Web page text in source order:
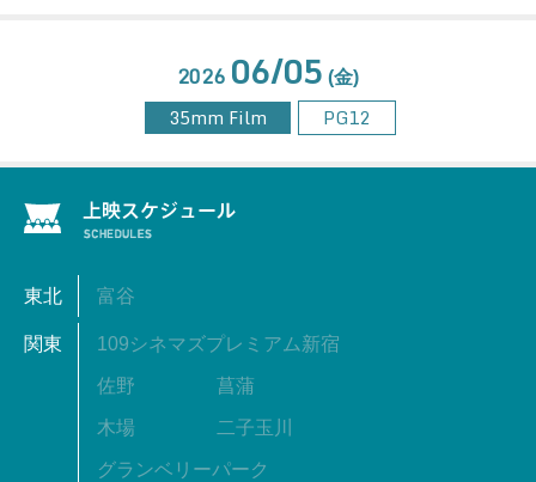
2026 06/05 (金)
35mm Film PG12
東北 富谷
関東 109シネマズプレミアム新宿
佐野 菖蒲
木場 二子玉川
グランベリーパーク